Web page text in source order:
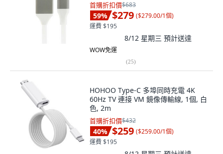
首購折扣價$683
59% $279 ($279.00/1個)
運費 $195
8/12 星期三 預計送達
WOW免運
(25)
HOHOO Type-C 多埠同時充電 4K
60Hz TV 連接 VM 鏡像傳輸線, 1個, 白
色, 2m
首購折扣價$432
40% $259 ($259.00/1個)
運費 $195